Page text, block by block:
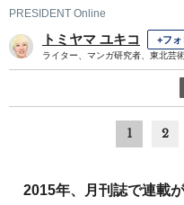
PRESIDENT Online
トミヤマ ユキコ +フ
ライター、マンガ研究者、東北芸
1 2
2015年、月刊誌で連載